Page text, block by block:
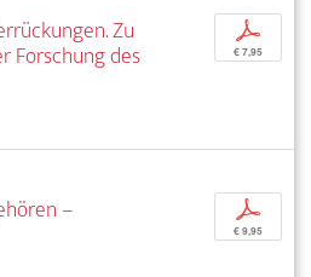
Zu
Forschung des
p
€ 7,95
–
p
€ 9,95